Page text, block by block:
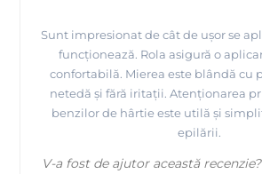
Sunt impresionat de cât de ușor se
funcționează. Rola asigură o
confortabilă. Mierea este blândă cu
netedă și fără iritații. Atenționarea
benzilor de hârtie este utilă și
epilării.
V-a fost de ajutor această recenzie?